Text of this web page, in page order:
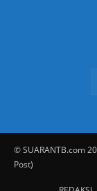
© SUARANTB.com
Post)